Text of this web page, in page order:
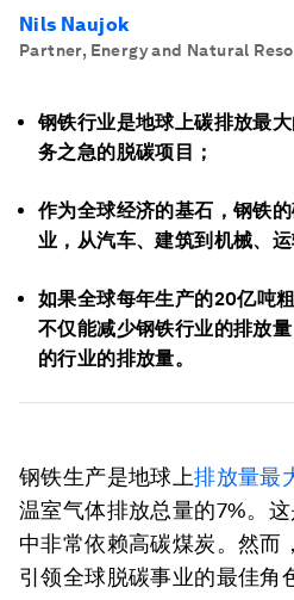
Nils Naujok
Partner, Energy and Natural
钢铁行业是地球上碳排放最
务之急的脱碳项目；
作为全球经济的基石，钢铁
业，从汽车、建筑到机械、运
如果全球每年生产的20亿吨
不仅能减少钢铁行业的排放
的行业的排放量。
钢铁生产是地球上排放量最
温室气体排放总量的7%。
中非常依赖高碳煤炭。然而
引领全球脱碳事业的最佳角